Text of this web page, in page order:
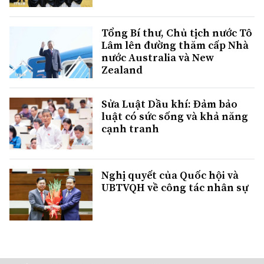
Tổng Bí thư, Chủ tịch nước Tô
Lâm lên đường thăm cấp Nhà
nước Australia và New
Zealand
Sửa Luật Dầu khí: Đảm bảo
luật có sức sống và khả năng
cạnh tranh
Nghị quyết của Quốc hội và
UBTVQH về công tác nhân sự